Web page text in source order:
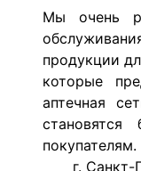
Мы очень
продукции
которые
аптечная
покупателям.
г.